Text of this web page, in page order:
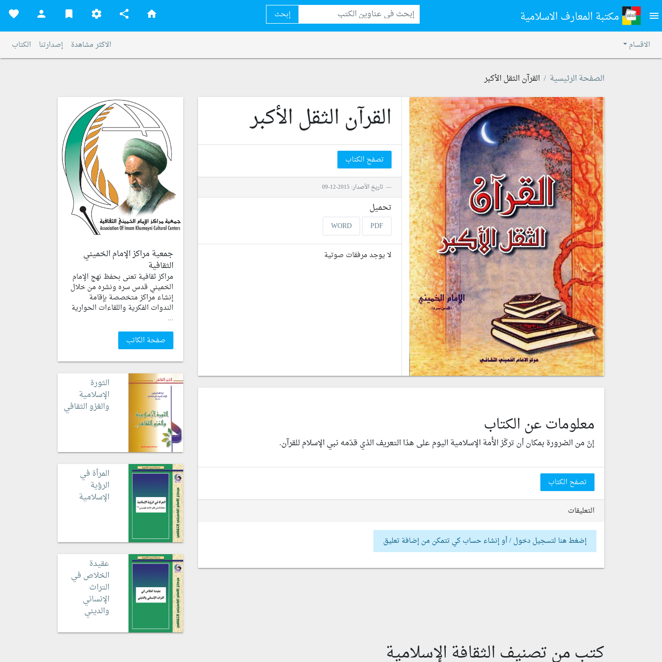
menu مكتبة المعارف الاسلامية إبحث home
share
settings
bookmark
person
favorite
الاقسام الاكثر مشاهدة إصدارتنا الكتاب
الصفحة الرئيسية القرآن الثقل الأكبر
القرآن الثقل الأكبر
تصفح الكتاب
تاريخ الأصدار: 2015-12-09
تحميل
PDF
WORD
لا يوجد مرفقات صوتية
معلومات عن الكتاب
إنّ من الضرورة بمكان أن تركّز الأُمة الإسلامية اليوم على هذا التعريف الذي قدّمه نبي الإسلام للقرآن.
تصفح الكتاب
التعليقات
إضغط هنا لتسجيل دخول / أو إنشاء حساب كي تتمكن من إضافة تعليق
جمعية مراكز الإمام الخميني
الثقافية
مراكز ثقافية تعنى بحفظ نهج الإمام
الخميني قدس سره ونشره من خلال
إنشاء مراكز متخصصة بإقامة
الندوات الفكرية واللقاءات الحوارية
...
صفحة الكاتب
الثورة
الإسلامية
والغزو الثقافي
المرأة في
الرؤية
الإسلامية
عقيدة
الخلاص في
التراث
الإنساني
والديني
كتب من تصنيف الثقافة الإسلامية